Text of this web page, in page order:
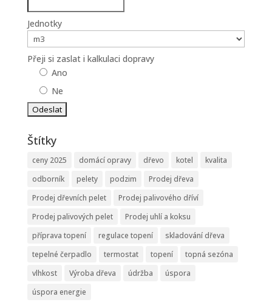
Jednotky
Přeji si zaslat i kalkulaci dopravy
Ano
Ne
Štítky
ceny 2025 domácí opravy dřevo kotel
kvalita
odborník
pelety podzim
Prodej dřeva
Prodej dřevních pelet
Prodej palivového dříví
Prodej palivových pelet
Prodej uhlí a koksu
příprava topení
regulace topení
skladování dřeva
tepelné čerpadlo
termostat topení
topná sezóna
vlhkost
Výroba dřeva údržba
úspora
úspora energie